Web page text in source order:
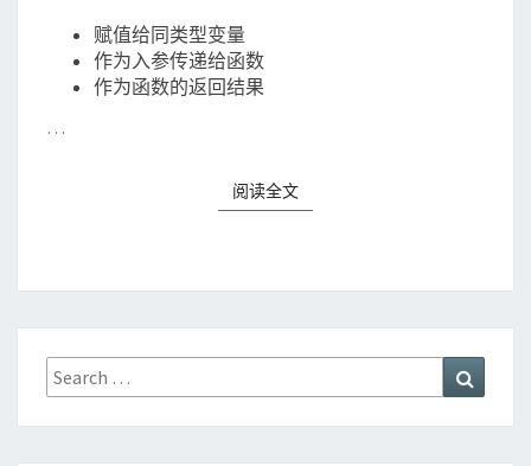
赋值给同类型变量
作为入参传递给函数
作为函数的返回结果
…
阅读全文
Search
for: